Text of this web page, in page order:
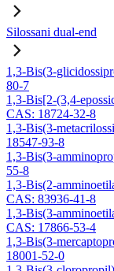
Silossani dual-end
1,3-Bis(3-
80-7
1,3-Bis[2-(3,4-
CAS: 18724-32-8
1,3-Bis(3-
18547-93-8
1,3-Bis(3-
55-8
1,3-Bis(2-
CAS: 83936-41-8
1,3-Bis(3-
CAS: 17866-53-4
1,3-Bis(3-
18001-52-0